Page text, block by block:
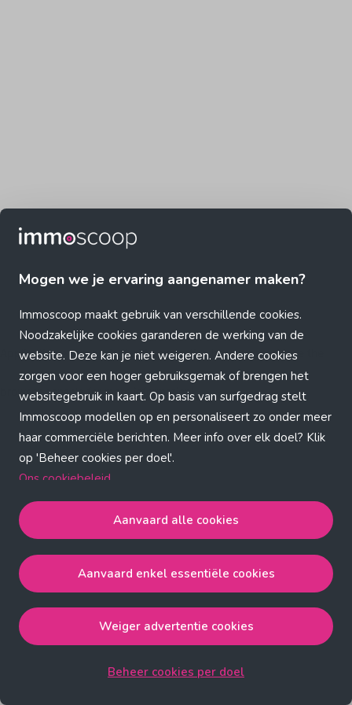
Mogen we je ervaring aangenamer maken?
Immoscoop maakt gebruik van verschillende cookies.
Noodzakelijke cookies garanderen de werking van de
website. Deze kan je niet weigeren. Andere cookies
zorgen voor een hoger gebruiksgemak of brengen het
websitegebruik in kaart. Op basis van surfgedrag stelt
Immoscoop modellen op en personaliseert zo onder meer
haar commerciële berichten. Meer info over elk doel? Klik
op 'Beheer cookies per doel'.
Ons cookiebeleid
Aanvaard alle cookiesgaat akkoord met de strict
noodzakelijke, analytische, functionele en advertentie
cookies.
de strict noodzakelijke cookies.
Weiger advertentie cookiesgaat akkoord met de strict
Aanvaard alle cookies
Aanvaard enkel essentiële cookies
Weiger advertentie cookies
Beheer cookies per doel
Application error: a client-side exception has occurred (see the
browser console for more information)